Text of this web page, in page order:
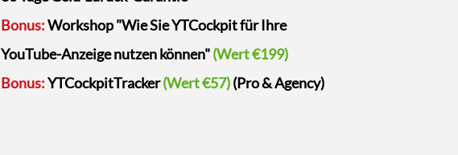
Bonus:Workshop "Wie Sie YTCockpit für Ihre
YouTube-Anzeige nutzen können"(Wert €199)
Bonus:YTCockpitTracker(Wert €57)(Pro & Agency)